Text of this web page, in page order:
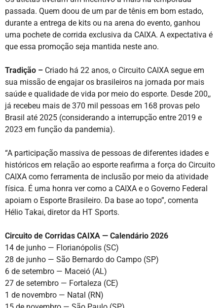
passada. Quem doou de um par de tênis em bom estado,
durante a entrega de kits ou na arena do evento, ganhou
uma pochete de corrida exclusiva da CAIXA. A expectativa é
que essa promoção seja mantida neste ano.
Tradição – Criado há 22 anos, o Circuito CAIXA segue em
sua missão de engajar os brasileiros na jornada por mais
saúde e qualidade de vida por meio do esporte. Desde 200,,
já recebeu mais de 370 mil pessoas em 168 provas pelo
Brasil até 2025 (considerando a interrupção entre 2019 e
2023 em função da pandemia).
“A participação massiva de pessoas de diferentes idades e
históricos em relação ao esporte reafirma a força do Circuito
CAIXA como ferramenta de inclusão por meio da atividade
física. É uma honra ver como a CAIXA e o Governo Federal
apoiam o Esporte Brasileiro. Da base ao topo”, comenta
Hélio Takai, diretor da HT Sports.
Circuito de Corridas CAIXA — Calendário 2026
14 de junho — Florianópolis (SC)
28 de junho — São Bernardo do Campo (SP)
6 de setembro — Maceió (AL)
27 de setembro — Fortaleza (CE)
1 de novembro — Natal (RN)